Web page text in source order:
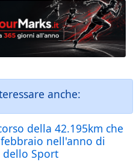
anche:
della 42.195km che
nell'anno di
dello Sport